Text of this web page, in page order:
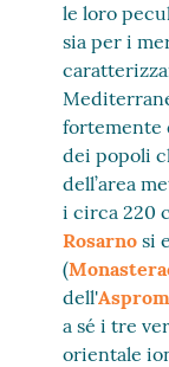
le loro
sia per i
fortemente
dei popoli
dell’area
i circa 220
Rosarno si
(
dell'
a sé i tre
orientale